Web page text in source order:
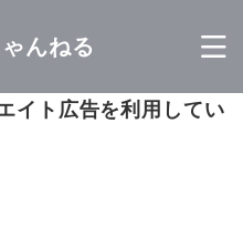
んねる
イト広告を利用してい